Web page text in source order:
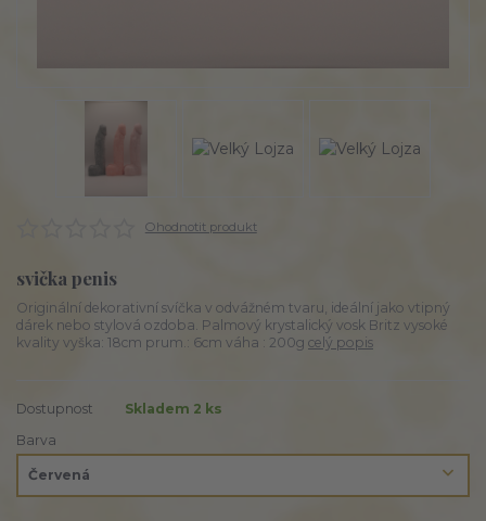
Ohodnotit produkt
svička penis
Originální dekorativní svíčka v odvážném tvaru, ideální jako vtipný
dárek nebo stylová ozdoba. Palmový krystalický vosk Britz vysoké
kvality vyška: 18cm prum.: 6cm váha : 200g celý popis
Dostupnost
Skladem 2 ks
Barva